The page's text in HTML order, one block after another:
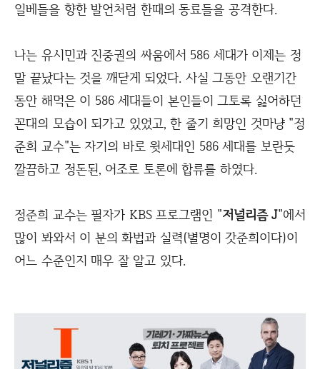
일베들을 향한 발언처럼 한때의 동료들을 공격한다.
나는 유시민과 진중권의 싸움에서 586 세대가 이제는 정
말 끝났다는 것을 깨닫게 되었다. 사실 그동안 오랜기간
동안 해먹은 이 586 세대들이 본인들이 그토록 싫어하던
꼰대의 모습이 되가고 있었고, 한 줄기 희망인 것마냥 "정
준희 교수"는 자기의 바로 윗세대인 586 세대를 보란듯
깔끔하고 정돈된, 어조로 토론에 합류를 하였다.
정준희 교수는 필자가 KBS 프로그램인 "저널리즘 J"에서
많이 봐와서 이 분의 화법과 실력(별명이 갓준희이다)이
어느 수준인지 매우 잘 알고 있다.